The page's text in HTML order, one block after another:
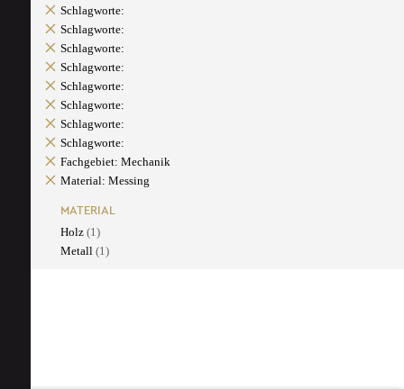
Schlagworte:
Schlagworte:
Schlagworte:
Schlagworte:
Schlagworte:
Schlagworte:
Schlagworte:
Schlagworte:
Fachgebiet: Mechanik
Material: Messing
MATERIAL
Holz (1)
Metall (1)